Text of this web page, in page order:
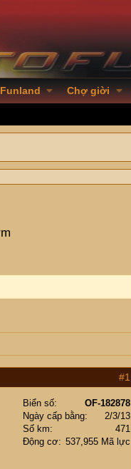
Funland Chợ giời
#1
Biển số
OF-182878
Ngày cấp bằng
2/3/13
Số km
471
Động cơ
537,955 Mã lực